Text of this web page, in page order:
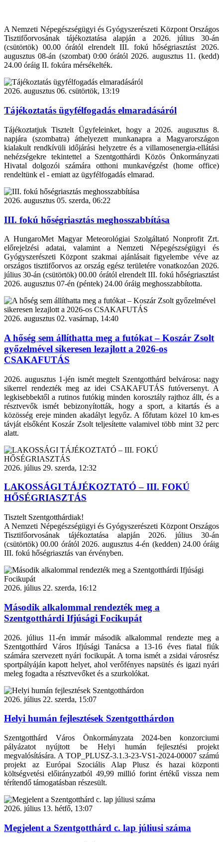
A Nemzeti Népegészségügyi és Gyógyszerészeti Központ Országos
Tisztifőorvosának tájékoztatása alapján a 2026. július 30-án
(csütörtök) 00.00 órától elrendelt III. fokú hőségriasztást 2026.
augusztus 08-án (szombat) 0:00 órától 2026. augusztus 11. (kedd)
24.00 óráig II. fokúra mérsékelték.
2026. augusztus 06. csütörtök, 13:19
Tájékoztatás ügyfélfogadás elmaradásáról
Tájékoztatjuk Tisztelt Ügyfeleinket, hogy a 2026. augusztus 8.
napjára (szombatra) áthelyezett munkanapra a Magyarországon
kialakult rendkívüli időjárási helyzetre és a villamosenergia-ellátási
nehézségekre tekintettel a Szentgotthárdi Közös Önkormányzati
Hivatal dolgozói számára otthoni munkavégzést (home office)
rendeltünk el - emiatt az ügyfélfogadás elmarad.
2026. augusztus 05. szerda, 06:22
III. fokú hőségriasztás meghosszabbítása
A HungaroMet Magyar Meteorológiai Szolgáltató Nonprofit Zrt.
előrejelzési adatai, valamint a Nemzeti Népegészségügyi és
Gyógyszerészeti Központ szakmai ajánlásait figyelembe véve az
országos tisztifőorvos az ország egész területére vonatkozóan 2026.
július 30-án (csütörtök) 00.00 órától elrendelt III. fokú hőségriasztást
2026. augusztus 07-én (péntek) 24.00 óráig meghosszabbította.
2026. augusztus 02. vasárnap, 14:40
A hőség sem állíthatta meg a futókat – Koszár Zsolt
győzelmével sikeresen lezajlott a 2026-os
CSAKAFUTÁS
2026. augusztus 1-jén ismét megtelt Szentgotthárd belvárosa: nagy
sikerrel rendezték meg az idei CSAKAFUTÁS futóversenyt. A
legkisebbektől a rutinos futókig minden korosztály rajthoz állt, és a
résztvevők ismét bebizonyították, hogy a sport, a kitartás és a
közösség ereje minden akadályt legyőz. A főfutam közel 10 km-es
távját elsőként Koszár Zsolt teljesítette valamivel több mint 32 perc
alatt.
2026. július 29. szerda, 12:32
LAKOSSÁGI TÁJÉKOZTATÓ – III. FOKÚ
HŐSÉGRIASZTÁS
Tisztelt Szentgotthárdiak!
A Nemzeti Népegészségügyi és Gyógyszerészeti Központ Országos
Tisztifőorvosának tájékoztatása alapján 2026. július 30-án
(csütörtök) 00.00 órától 2026. augusztus 4-én (kedden) 24.00 óráig
III. fokú hőségriasztás van érvényben.
2026. július 22. szerda, 16:12
Második alkalommal rendezték meg a
Szentgotthárdi Ifjúsági Focikupát
2026. július 11-én immár második alkalommal rendezte meg a
Szentgotthárd Város Ifjúsági Tanácsa a 13-16 éves fiatal fiúk
számára szervezett nyári focikupát. A torna ismét a zsidai városrész
sportpályáján kapott helyet, ahol verőfényes napsütés és igazi nyári
meleg fogadta a résztvevőket és a szurkolókat.
2026. július 22. szerda, 15:07
Helyi humán fejlesztések Szentgotthárdon
Szentgotthárd Város Önkormányzata 2024-ben konzorciumi
pályázatot nyújtott be Helyi humán fejlesztési projekt
megvalósítására. A TOP_PLUSZ-3.1.3-23-VS1-2024-00007 számú
projekt az Európai Szociális Alap Plusz és hazai központi
költségvetési előirányzatból 49,99 millió forint értékű vissza nem
térítendő támogatásban részesült.
2026. július 13. hétfő, 13:07
Megjelent a Szentgotthárd c. lap júliusi száma